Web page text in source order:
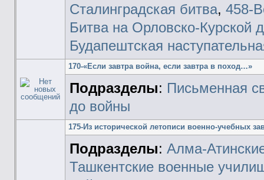
Сталинградская битва, 458-
Битва на Орловско-Курской
Будапештская
170-«Если завтра война, если завтра в поход…»
Подразделы: Письменная
до войны
175-Из исторической летописи военно-учебных
Подразделы: Алма-
Ташкентские военные